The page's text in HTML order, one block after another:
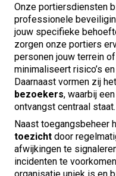
Onze portiersdiensten
professionele
jouw specifieke
zorgen onze portiers
personen jouw terrein
minimaliseert risico’s
Daarnaast vormen zij het
bezoekers, waarbij
ontvangst centraal staat.
Naast toegangsbeheer
toezicht door
afwijkingen te
incidenten te